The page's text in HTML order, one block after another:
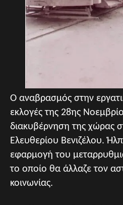
Ο αναβρασμός στην
εκλογές της 28ης
διακυβέρνηση της χώρας
Ελευθερίου Βενιζέλου.
εφαρμογή του
το οποίο θα άλλαζε τον
κοινωνίας.